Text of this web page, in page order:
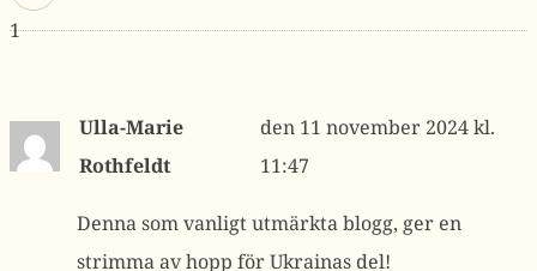
1
Ulla-Marie
Rothfeldt
11 november 2024 kl.
11:47
Denna som vanligt utmärkta blogg, ger en
strimma av hopp för Ukrainas del!